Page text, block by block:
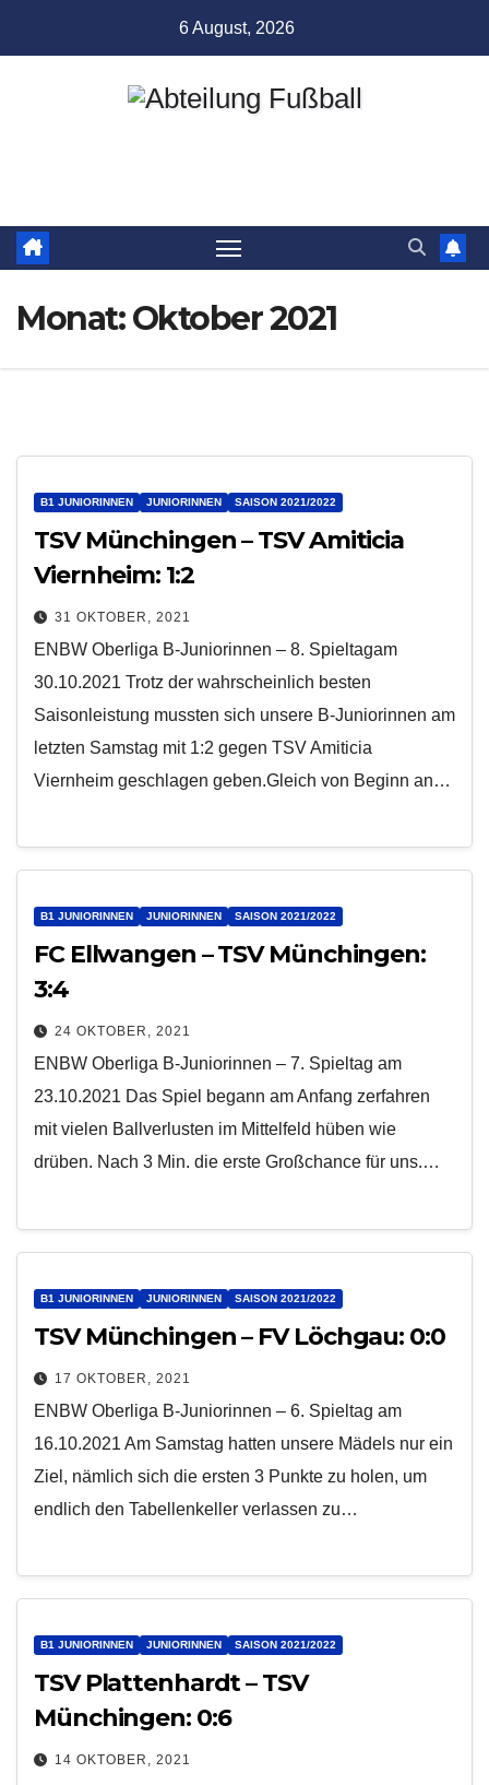
6 August, 2026
Monat:Oktober 2021
B1 JUNIORINNEN JUNIORINNEN SAISON 2021/2022
TSV Münchingen – TSV Amiticia
Viernheim: 1:2
31 OKTOBER, 2021
ENBW Oberliga B-Juniorinnen – 8. Spieltagam
30.10.2021 Trotz der wahrscheinlich besten
Saisonleistung mussten sich unsere B-Juniorinnen am
letzten Samstag mit 1:2 gegen TSV Amiticia
Viernheim geschlagen geben.Gleich von Beginn an…
B1 JUNIORINNEN JUNIORINNEN SAISON 2021/2022
FC Ellwangen – TSV Münchingen:
3:4
24 OKTOBER, 2021
ENBW Oberliga B-Juniorinnen – 7. Spieltag am
23.10.2021 Das Spiel begann am Anfang zerfahren
mit vielen Ballverlusten im Mittelfeld hüben wie
drüben. Nach 3 Min. die erste Großchance für uns.…
B1 JUNIORINNEN JUNIORINNEN SAISON 2021/2022
TSV Münchingen – FV Löchgau: 0:0
17 OKTOBER, 2021
ENBW Oberliga B-Juniorinnen – 6. Spieltag am
16.10.2021 Am Samstag hatten unsere Mädels nur ein
Ziel, nämlich sich die ersten 3 Punkte zu holen, um
endlich den Tabellenkeller verlassen zu…
B1 JUNIORINNEN JUNIORINNEN SAISON 2021/2022
TSV Plattenhardt – TSV
Münchingen: 0:6
14 OKTOBER, 2021